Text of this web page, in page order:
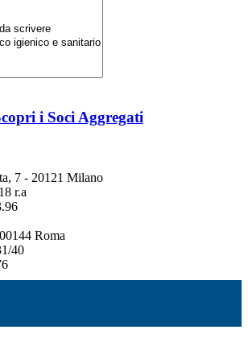
i Soci Aggregati
7 - 20121 Milano
r.a
Roma
40